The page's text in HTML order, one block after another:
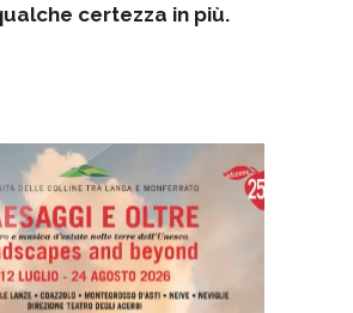
certezza in più.